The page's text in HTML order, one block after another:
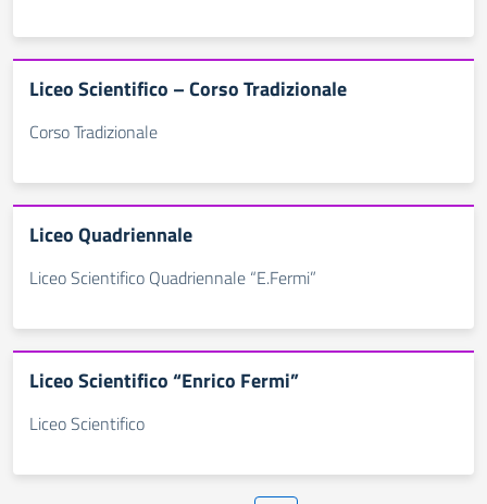
Liceo Scientifico – Corso Tradizionale
Corso Tradizionale
Liceo Quadriennale
Liceo Scientifico Quadriennale “E.Fermi”
Liceo Scientifico “Enrico Fermi”
Liceo Scientifico